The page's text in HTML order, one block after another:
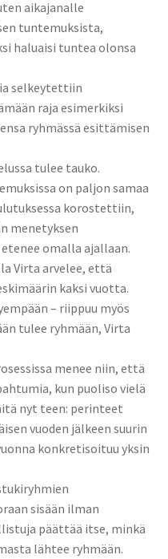
aikajanalle
tuntemuksista,
haluaisi tuntea olonsa
selkeytettiin
raja esimerkiksi
ryhmässä esittämisen
tulee tauko.
on paljon samaa
korostettiin,
menetyksen
omalla ajallaan.
Virta arvelee, että
kaksi vuotta.
– riippuu myös
tulee ryhmään, Virta
menee niin, että
kun puoliso vielä
nyt teen: perinteet
vuoden jälkeen suurin
konkretisoituu yksin
sisään ilman
päättää itse, minkä
lähtee ryhmään.